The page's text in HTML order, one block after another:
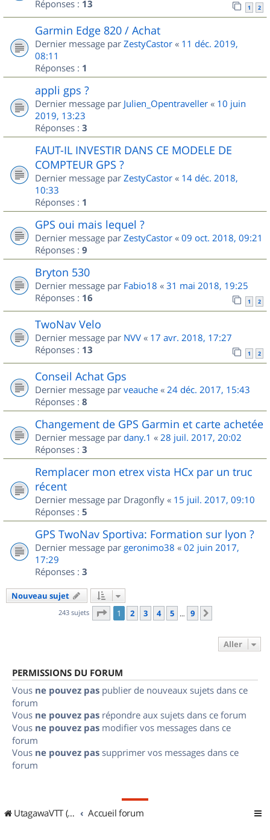
Réponses : 13 1 2
Garmin Edge 820 / Achat
Dernier message par ZestyCastor « 11 déc. 2019,
08:11
Réponses : 1
appli gps ?
Dernier message par Julien_Opentraveller « 10 juin
2019, 13:23
Réponses : 3
FAUT-IL INVESTIR DANS CE MODELE DE
COMPTEUR GPS ?
Dernier message par ZestyCastor « 14 déc. 2018,
10:33
Réponses : 1
GPS oui mais lequel ?
Dernier message par ZestyCastor « 09 oct. 2018, 09:21
Réponses : 9
Bryton 530
Dernier message par Fabio18 « 31 mai 2018, 19:25
Réponses : 16 1 2
TwoNav Velo
Dernier message par NVV « 17 avr. 2018, 17:27
Réponses : 13 1 2
Conseil Achat Gps
Dernier message par veauche « 24 déc. 2017, 15:43
Réponses : 8
Changement de GPS Garmin et carte achetée
Dernier message par dany.1 « 28 juil. 2017, 20:02
Réponses : 3
Remplacer mon etrex vista HCx par un truc
récent
Dernier message par Dragonfly « 15 juil. 2017, 09:10
Réponses : 5
GPS TwoNav Sportiva: Formation sur lyon ?
Dernier message par geronimo38 « 02 juin 2017,
17:29
Réponses : 3
Nouveau sujet
243 sujets Page 1sur
1 2 3 4 5 … 9
Aller
PERMISSIONS DU FORUM
Vous ne pouvez pas publier de nouveaux sujets dans ce
forum
Vous ne pouvez pas répondre aux sujets dans ce forum
Vous ne pouvez pas modifier vos messages dans ce
forum
Vous ne pouvez pas supprimer vos messages dans ce
forum
UtagawaVTT (Randos VTT et VTTAE avec traces GPS) Accueil forum